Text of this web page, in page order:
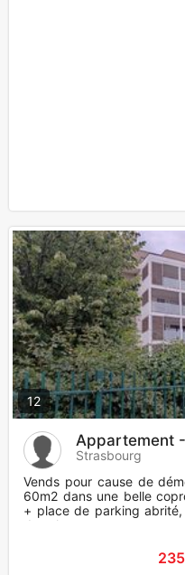
12
Appartement
Strasbourg
Vends pour cause de
60m2 dans une belle
+ place de parking abrité,
dans le qu